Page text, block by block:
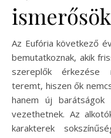
ismerősök
Az Eufória következő
bemutatkoznak, akik
szereplők érkezése
teremt, hiszen ők
hanem új barátságok
vezethetnek. Az
karakterek